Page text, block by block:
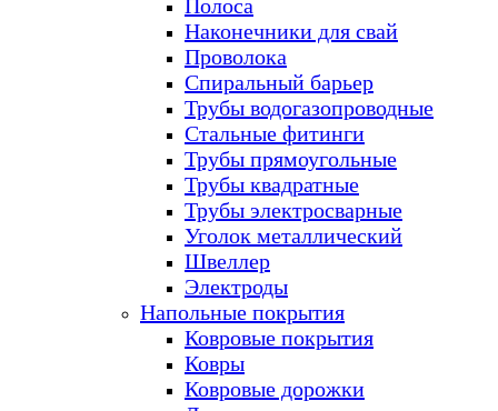
Полоса
Наконечники для свай
Проволока
Спиральный барьер
Трубы водогазопроводные
Стальные фитинги
Трубы прямоугольные
Трубы квадратные
Трубы электросварные
Уголок металлический
Швеллер
Электроды
Напольные покрытия
Ковровые покрытия
Ковры
Ковровые дорожки